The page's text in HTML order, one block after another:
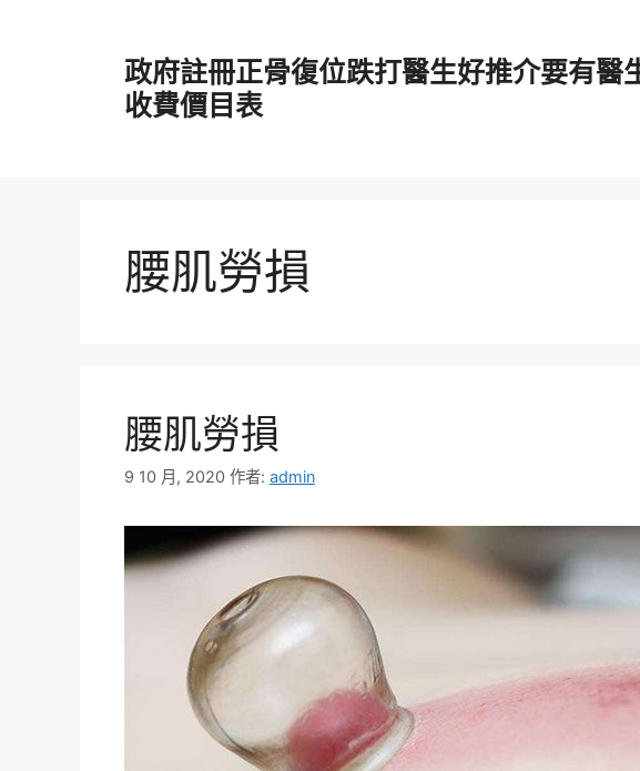
政府註冊正骨復位跌打醫生好推介要有醫
收費價目表
腰肌勞損
腰肌勞損
9 10 月, 2020 作者: admin